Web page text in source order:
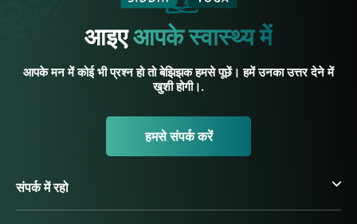
आइएआपके स्वास्थ्य में
आपके मन में कोई भी प्रश्न हो तो बेझिझक हमसे पूछें। हमें उनका उत्तर देने में
खुशी होगी।.
हमसे संपर्क करें
संपर्क में रहो